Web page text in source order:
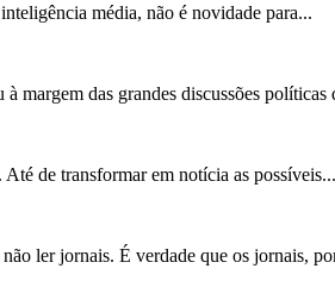
média, não é novidade para...
margem das grandes discussões políticas
de transformar em notícia as possíveis...
ler jornais. É verdade que os jornais,